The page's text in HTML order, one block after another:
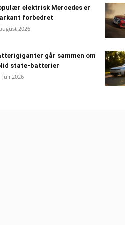
elektrisk Mercedes er
forbedret
2026
går sammen om
state-batterier
juli 2026